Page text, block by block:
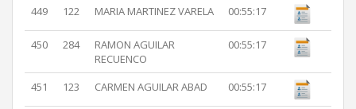
449 122 MARIA MARTINEZ VARELA 00:55:17
450 284
RAMON AGUILAR
RECUENCO
00:55:17
451 123 CARMEN AGUILAR ABAD 00:55:17